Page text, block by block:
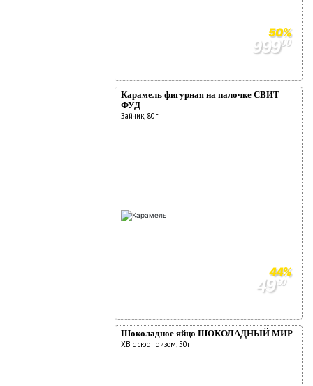
50%
99900
Карамель фигурная на палочке СВИТ
ФУД
Зайчик, 80г
44%
4990
Шоколадное яйцо ШОКОЛАДНЫЙ МИР
ХВ с сюрпризом, 50г